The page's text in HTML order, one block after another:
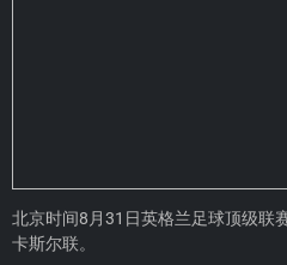
北京时间8月31日英格兰足球顶级联
卡斯尔联。